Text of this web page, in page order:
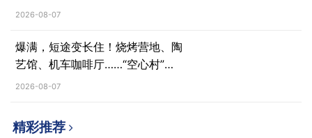
电底线
2026-08-07
爆满，短途变长住！烧烤营地、陶
艺馆、机车咖啡厅……“空心村”蝶
变焕发新活力
2026-08-07
精彩推荐